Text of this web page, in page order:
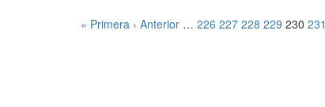
« Primera ‹ Anterior … 226 227 228 229 230 231